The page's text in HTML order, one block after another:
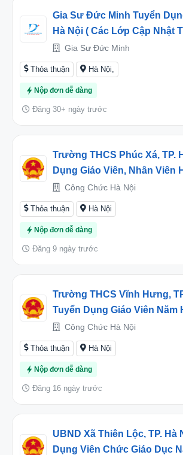
Gia Sư Đức Minh Tuyển
Hà Nội ( Các Lớp Cập Nhật
Gia Sư Đức Minh
Thỏa thuận Hà Nội,
Nộp đơn dễ dàng
Đăng 30+ ngày trước
Trường THCS Phúc Xá, TP.
Dụng Giáo Viên, Nhân Viên
Năm Học 2026-2027
Công Chức Hà Nội
Thỏa thuận Hà Nội
Nộp đơn dễ dàng
Đăng 9 ngày trước
Trường THCS Vĩnh Hưng,
Tuyển Dụng Giáo Viên Năm
Công Chức Hà Nội
Thỏa thuận Hà Nội
Nộp đơn dễ dàng
Đăng 16 ngày trước
UBND Xã Thiên Lộc, TP. Hà
Dụng Viên Chức Giáo Dục